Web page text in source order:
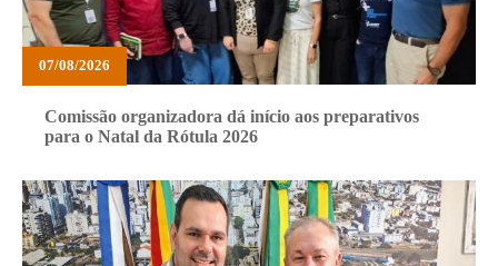
07/08/2026
Comissão organizadora dá início aos preparativos
para o Natal da Rótula 2026